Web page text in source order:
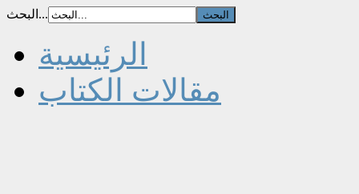
البحث...
الرئيسية
مقالات الكتاب